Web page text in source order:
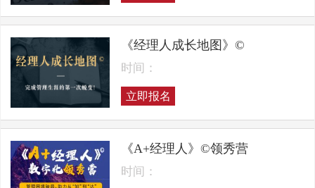
《经理人成长地图》©
时间：
立即报名
《A+经理人》©领秀营
时间：